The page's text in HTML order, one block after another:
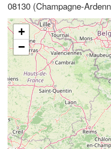
08130 (Champagne-
+
−